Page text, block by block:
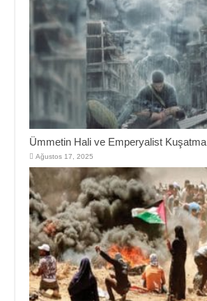
Ümmetin Hali ve Emperyalist Kuşatma
Ağustos 17, 2025